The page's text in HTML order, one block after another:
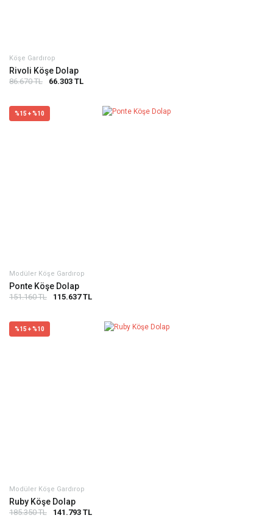
Köşe Gardırop
Rivoli Köşe Dolap
86.670 TL 66.303 TL
%15 + %10
Modüler Köşe Gardırop
Ponte Köşe Dolap
151.160 TL 115.637 TL
%15 + %10
Modüler Köşe Gardırop
Ruby Köşe Dolap
185.350 TL 141.793 TL